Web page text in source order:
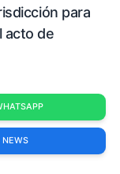
para
acto de
NEWS